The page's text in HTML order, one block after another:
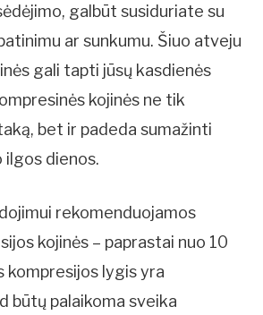
galbūt susiduriate su
ar sunkumu. Šiuo atveju
gali tapti jūsų kasdienės
kojinės ne tik
bet ir padeda sumažinti
ilgos dienos.
rekomenduojamos
kojinės – paprastai nuo 10
kompresijos lygis yra
būtų palaikoma sveika